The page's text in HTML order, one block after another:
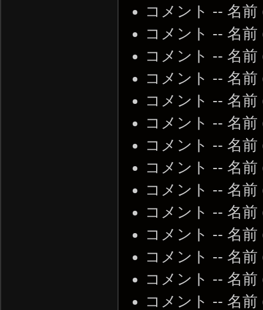
コメント -- 名前
コメント -- 名前
コメント -- 名前
コメント -- 名前
コメント -- 名前
コメント -- 名前
コメント -- 名前
コメント -- 名前
コメント -- 名前
コメント -- 名前
コメント -- 名前
コメント -- 名前
コメント -- 名前
コメント -- 名前